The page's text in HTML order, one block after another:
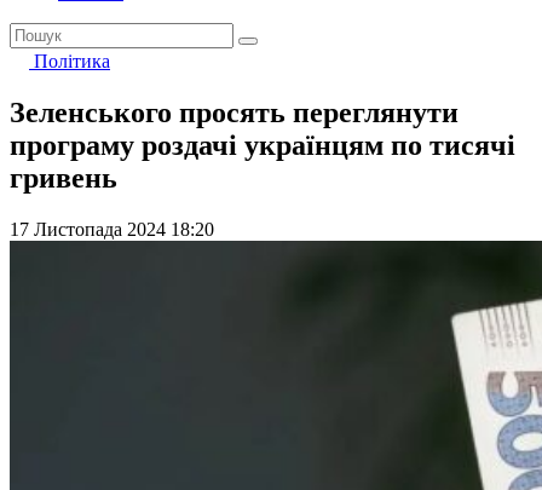
Політика
Зеленського просять переглянути
програму роздачі українцям по тисячі
гривень
17 Листопада 2024 18:20